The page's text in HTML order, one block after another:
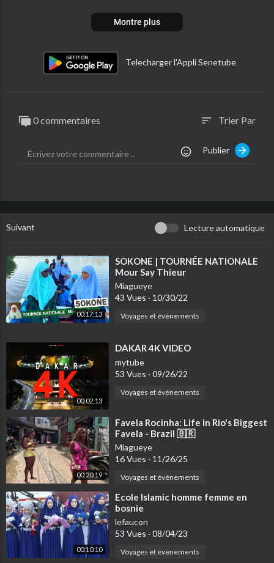
Montre plus
Telecharger l'Appli Senetube
0 commentaires sort Trier Par
Publier
Suivant Lecture automatique
00:17:13
⁣SOKONE | TOURNÉE NATIONALE
Mour Say Thieur
Miagueye
43 Vues · 10/30/22
Voyages et événements
00:02:13
⁣DAKAR 4K VIDEO
mytube
53 Vues · 09/26/22
Voyages et événements
00:20:19
⁣Favela Rocinha: Life in Rio's Biggest
Favela - Brazil 🇧🇷
Miagueye
16 Vues · 11/26/25
Voyages et événements
00:10:10
⁣Ecole Islamic homme femme en
bosnie
lefaucon
53 Vues · 08/04/23
Voyages et événements